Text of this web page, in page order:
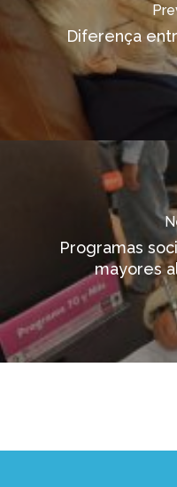
Diferença
Programas
mayores